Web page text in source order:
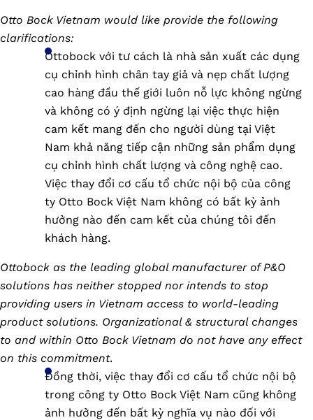
Otto Bock Vietnam would like provide the following
clarifications:
Ottobock với tư cách là nhà sản xuất các dụng
cụ chỉnh hình chân tay giả và nẹp chất lượng
cao hàng đầu thế giới luôn nỗ lực không ngừng
và không có ý định ngừng lại việc thực hiện
cam kết mang đến cho người dùng tại Việt
Nam khả năng tiếp cận những sản phẩm dụng
cụ chỉnh hình chất lượng và công nghệ cao.
Việc thay đổi cơ cấu tổ chức nội bộ của công
ty Otto Bock Việt Nam không có bất kỳ ảnh
hưởng nào đến cam kết của chúng tôi đến
khách hàng.
Ottobock as the leading global manufacturer of P&O
solutions has neither stopped nor intends to stop
providing users in Vietnam access to world-leading
product solutions. Organizational & structural changes
to and within Otto Bock Vietnam do not have any effect
on this commitment.
Đồng thời, việc thay đổi cơ cấu tổ chức nội bộ
trong công ty Otto Bock Việt Nam cũng không
ảnh hưởng đến bất kỳ nghĩa vụ nào đối với